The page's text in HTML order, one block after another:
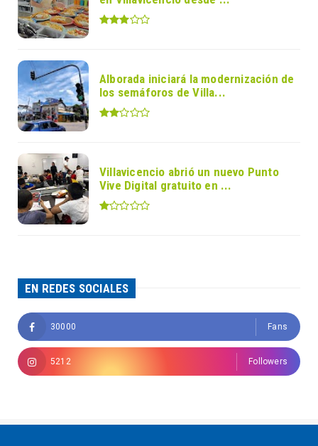
Alborada iniciará la modernización de
los semáforos de Villa...
Villavicencio abrió un nuevo Punto
Vive Digital gratuito en ...
EN REDES SOCIALES
30000 Fans
5212 Followers